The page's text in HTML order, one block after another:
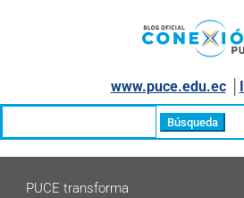
www.puce.edu.ec│
PUCE transforma